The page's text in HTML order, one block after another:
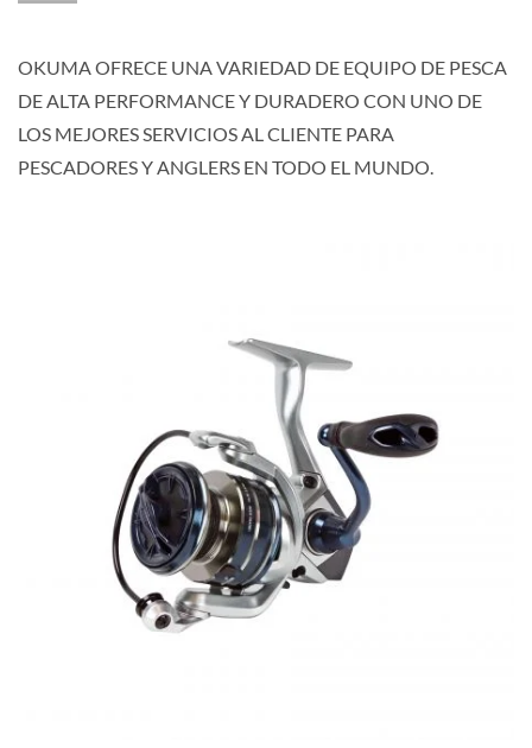
OKUMA OFRECE UNA VARIEDAD DE EQUIPO DE PESCA
DE ALTA PERFORMANCE Y DURADERO CON UNO DE
LOS MEJORES SERVICIOS AL CLIENTE PARA
PESCADORES Y ANGLERS EN TODO EL MUNDO.